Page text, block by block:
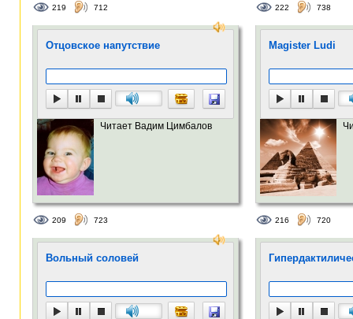
219 712 222 738
Отцовское напутствие
Читает Вадим Цимбалов
209 723
Magister Ludi
216 720
Вольный соловей